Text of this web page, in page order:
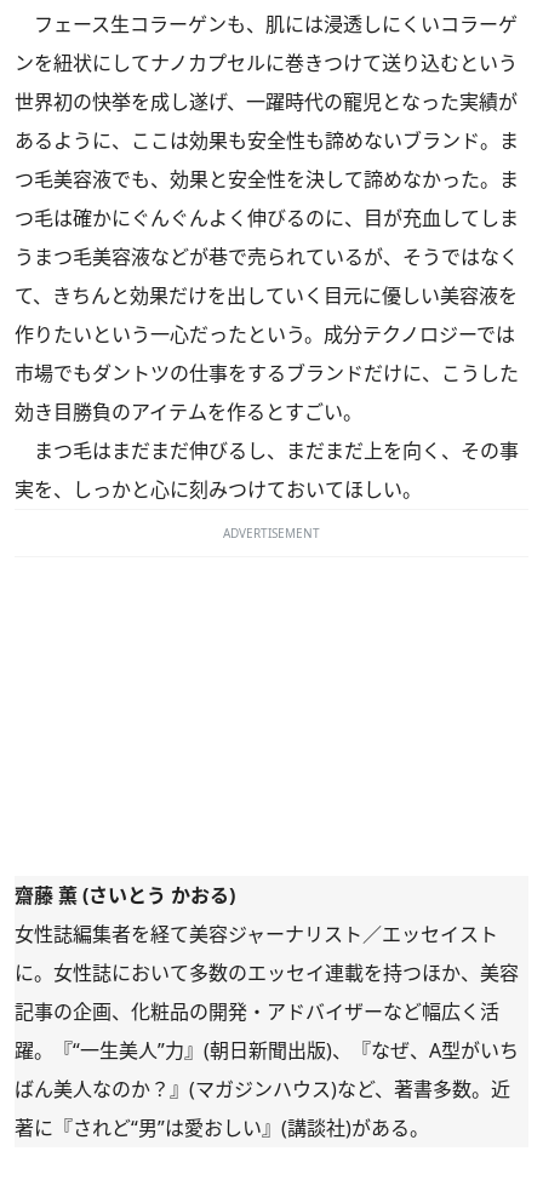
フェース生コラーゲンも、肌には浸透しにくいコラーゲ
ンを紐状にしてナノカプセルに巻きつけて送り込むという
世界初の快挙を成し遂げ、一躍時代の寵児となった実績が
あるように、ここは効果も安全性も諦めないブランド。ま
つ毛美容液でも、効果と安全性を決して諦めなかった。ま
つ毛は確かにぐんぐんよく伸びるのに、目が充血してしま
うまつ毛美容液などが巷で売られているが、そうではなく
て、きちんと効果だけを出していく目元に優しい美容液を
作りたいという一心だったという。成分テクノロジーでは
市場でもダントツの仕事をするブランドだけに、こうした
効き目勝負のアイテムを作るとすごい。
まつ毛はまだまだ伸びるし、まだまだ上を向く、その事
実を、しっかと心に刻みつけておいてほしい。
ADVERTISEMENT
齋藤 薫 (さいとう かおる)
女性誌編集者を経て美容ジャーナリスト／エッセイスト
に。女性誌において多数のエッセイ連載を持つほか、美容
記事の企画、化粧品の開発・アドバイザーなど幅広く活
躍。『“一生美人”力』(朝日新聞出版)、『なぜ、A型がいち
ばん美人なのか？』(マガジンハウス)など、著書多数。近
著に『されど“男”は愛おしい』(講談社)がある。